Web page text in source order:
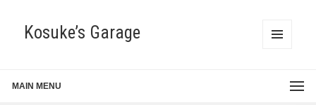
Kosuke’s Garage
MAIN MENU